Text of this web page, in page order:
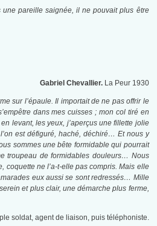
une pareille saignée, il ne pouvait plus être
Gabriel Chevallier. La Peur 1930
sur l’épaule. Il importait de ne pas offrir le
dans mes cuisses ; mon col tiré en
levant, les yeux, j’aperçus une fillette jolie
est défiguré, haché, déchiré… Et nous y
sommes une bête formidable qui pourrait
troupeau de formidables douleurs… Nous
ne l’a-t-elle pas compris. Mais elle
eux aussi se sont redressés… Mille
et plus clair, une démarche plus ferme,
soldat, agent de liaison, puis téléphoniste.